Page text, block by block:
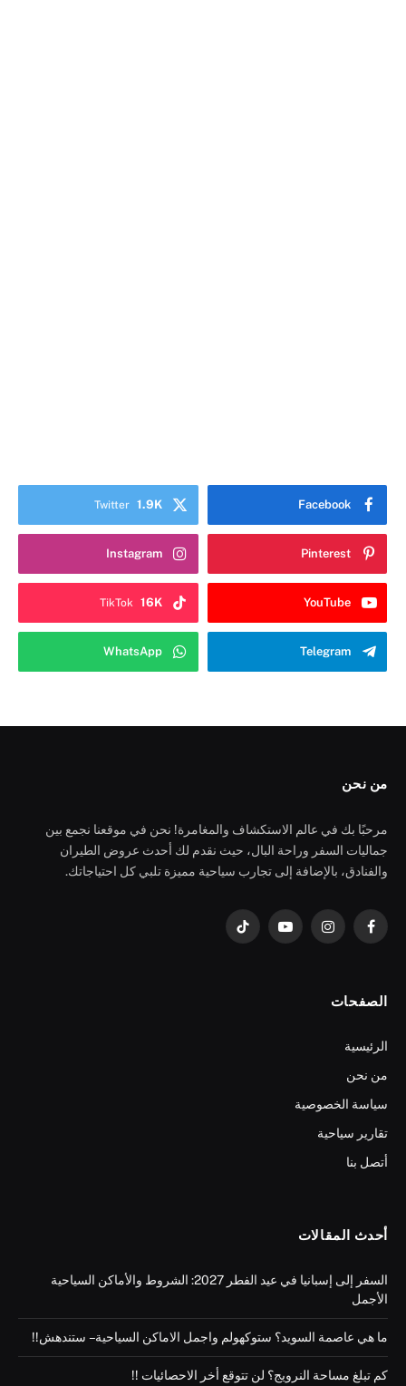
Facebook
Twitter 1.9K
Pinterest
Instagram
YouTube
TikTok 16K
Telegram
WhatsApp
من نحن
مرحبًا بك في عالم الاستكشاف والمغامرة! نحن في موقعنا نجمع بين
جماليات السفر وراحة البال، حيث نقدم لك أحدث عروض الطيران
والفنادق، بالإضافة إلى تجارب سياحية مميزة تلبي كل احتياجاتك.
فيسبوكالانستغراميوتيوب تيكتوك
الصفحات
الرئيسية
من نحن
سياسة الخصوصية
تقارير سياحية
أتصل بنا
أحدث المقالات
السفر إلى إسبانيا في عيد الفطر 2027: الشروط والأماكن السياحية
الأجمل
ما هي عاصمة السويد؟ ستوكهولم واجمل الاماكن السياحية – ستندهش!!
كم تبلغ مساحة النرويج؟ لن تتوقع أخر الاحصائيات !!